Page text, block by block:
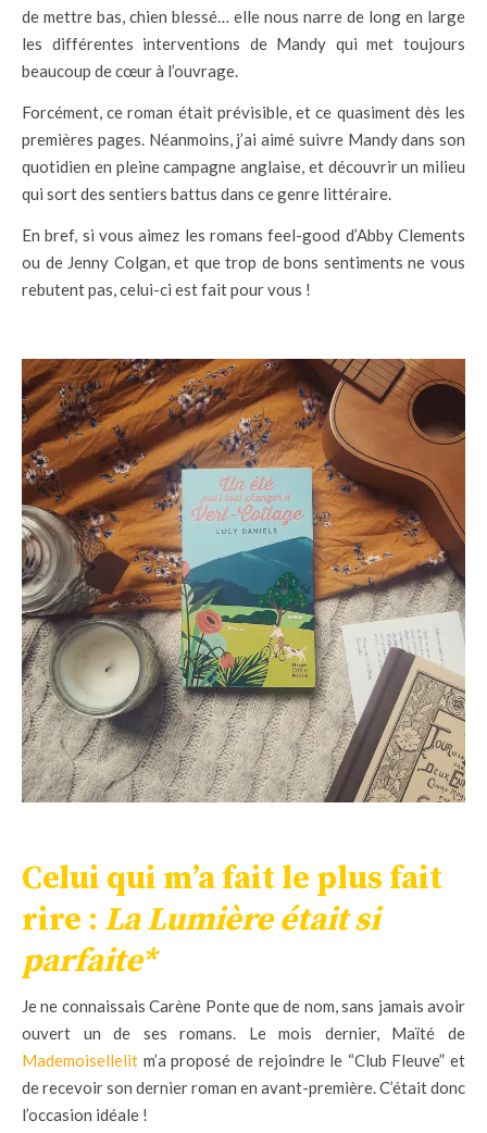
de mettre bas, chien blessé… elle nous narre de long en large
les différentes interventions de Mandy qui met toujours
beaucoup de cœur à l’ouvrage.
Forcément, ce roman était prévisible, et ce quasiment dès les
premières pages. Néanmoins, j’ai aimé suivre Mandy dans son
quotidien en pleine campagne anglaise, et découvrir un milieu
qui sort des sentiers battus dans ce genre littéraire.
En bref, si vous aimez les romans feel-good d’Abby Clements
ou de Jenny Colgan, et que trop de bons sentiments ne vous
rebutent pas, celui-ci est fait pour vous !
Celui qui m’a fait le plus fait
rire : La Lumière était si
parfaite*
Je ne connaissais Carène Ponte que de nom, sans jamais avoir
ouvert un de ses romans. Le mois dernier, Maïté de
Mademoisellelit m’a proposé de rejoindre le “Club Fleuve” et
de recevoir son dernier roman en avant-première. C’était donc
l’occasion idéale !